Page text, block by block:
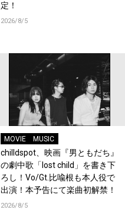
定！
2026/8/5
MOVIE MUSIC
chilldspot、映画『男ともだち』
の劇中歌「lost child」を書き下
ろし！Vo/Gt.比喩根も本人役で
出演！本予告にて楽曲初解禁！
2026/8/5